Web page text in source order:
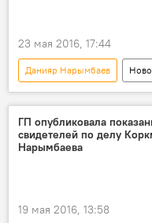
23 мая 2016, 17:44
Данияр Нарымбаев
Кыргызстан
Задержание депутата
Хаджимурат Коркмазов
ГП опубликовала
свидетелей по делу
Нарымбаева
19 мая 2016, 13:58